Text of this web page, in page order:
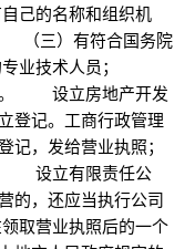
己的名称和组织机
三）有符合国务院
专业技术人员；
。 设立房地产开发
登记。工商行政管理
，发给营业执照；
设立有限责任公
的，还应当执行公司
营业执照后的一个